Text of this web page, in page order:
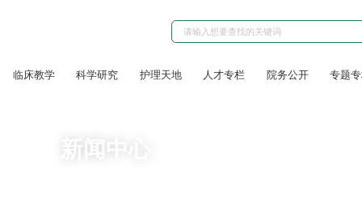
临床教学 科学研究 护理天地 人才专栏 院务公开 专题
新闻中心